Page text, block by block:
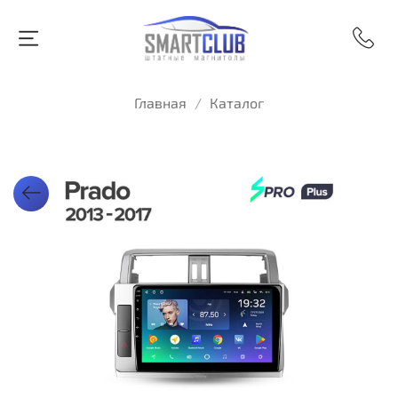
Главная Каталог